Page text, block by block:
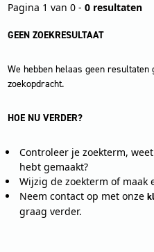
Pagina 1 van 0 - 0 resultaten
GEEN ZOEKRESULTAAT
We hebben helaas geen resultaten
zoekopdracht.
HOE NU VERDER?
Controleer je zoekterm,
hebt gemaakt?
Wijzig de zoekterm of maak
Neem contact op met onze
graag verder.